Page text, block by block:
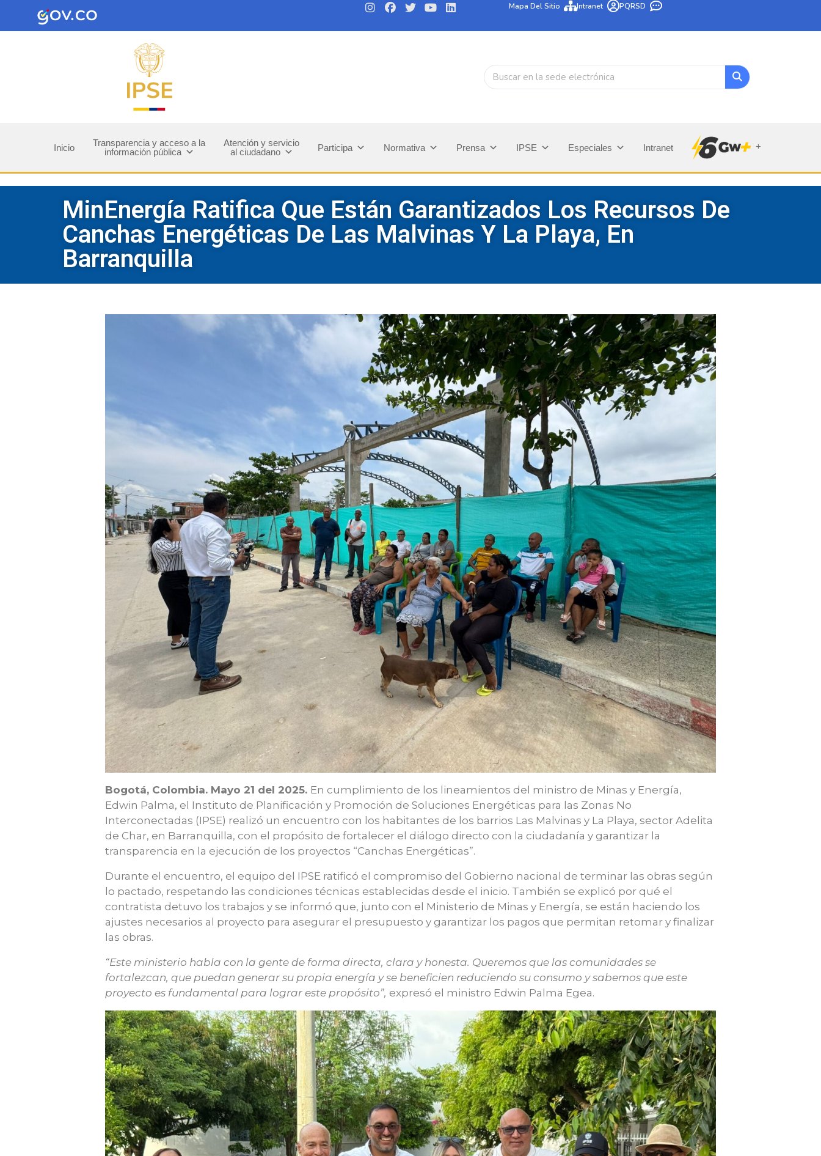
Mapa Del Sitio Intranet PQRSD
Inicio
Transparencia y acceso a la
información pública
Atención y servicio
al ciudadano
Participa Normativa Prensa IPSE Especiales Intranet +
MinEnergía Ratifica Que Están Garantizados Los Recursos De
Canchas Energéticas De Las Malvinas Y La Playa, En
Barranquilla
Bogotá, Colombia. Mayo 21 del 2025. En cumplimiento de los lineamientos del ministro de Minas y Energía,
Edwin Palma, el Instituto de Planificación y Promoción de Soluciones Energéticas para las Zonas No
Interconectadas (IPSE) realizó un encuentro con los habitantes de los barrios Las Malvinas y La Playa, sector Adelita
de Char, en Barranquilla, con el propósito de fortalecer el diálogo directo con la ciudadanía y garantizar la
transparencia en la ejecución de los proyectos “Canchas Energéticas”.
Durante el encuentro, el equipo del IPSE ratificó el compromiso del Gobierno nacional de terminar las obras según
lo pactado, respetando las condiciones técnicas establecidas desde el inicio. También se explicó por qué el
contratista detuvo los trabajos y se informó que, junto con el Ministerio de Minas y Energía, se están haciendo los
ajustes necesarios al proyecto para asegurar el presupuesto y garantizar los pagos que permitan retomar y finalizar
las obras.
“Este ministerio habla con la gente de forma directa, clara y honesta. Queremos que las comunidades se
fortalezcan, que puedan generar su propia energía y se beneficien reduciendo su consumo y sabemos que este
proyecto es fundamental para lograr este propósito”, expresó el ministro Edwin Palma Egea.